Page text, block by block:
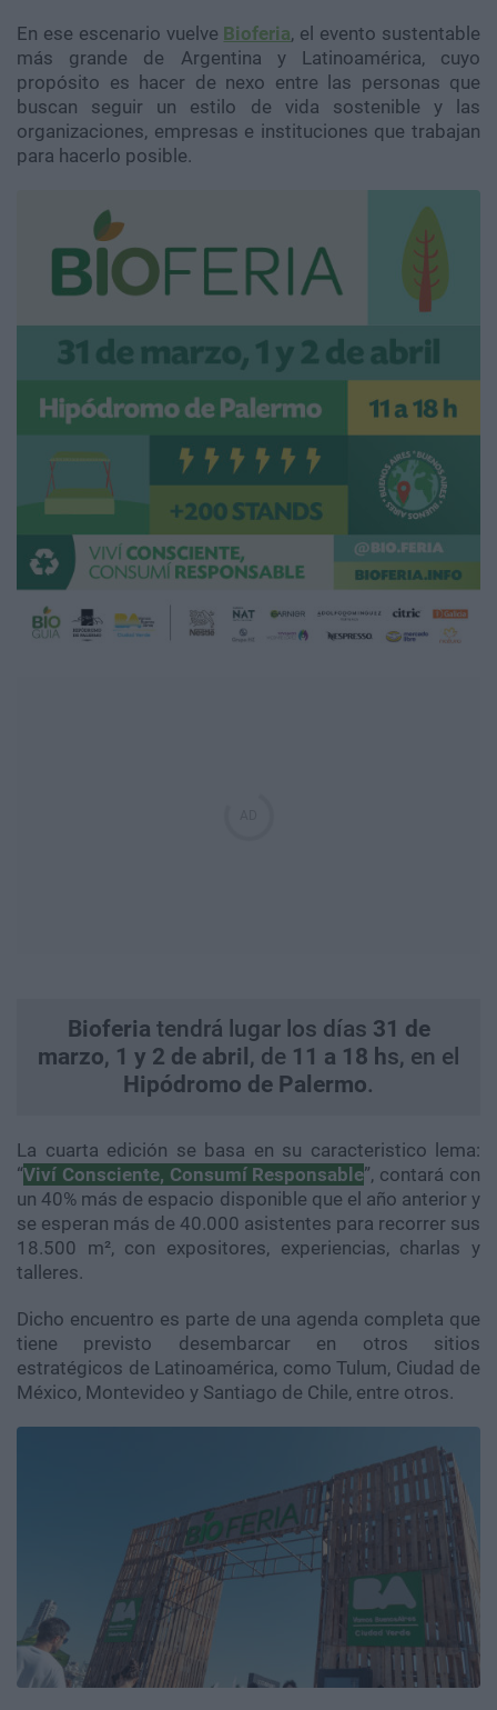
En ese escenario vuelve Bioferia, el evento sustentable
más grande de Argentina y Latinoamérica, cuyo
propósito es hacer de nexo entre las personas que
buscan seguir un estilo de vida sostenible y las
organizaciones, empresas e instituciones que trabajan
para hacerlo posible.
Bioferia tendrá lugar los días 31 de
marzo, 1 y 2 de abril , de 11 a 18 hs, en el
Hipódromo de Palermo.
La cuarta edición se basa en su caracteristico lema:
“Viví Consciente, Consumí Responsable”, contará con
un 40% más de espacio disponible que el año anterior y
se esperan más de 40.000 asistentes para recorrer sus
18.500 m², con expositores, experiencias, charlas y
talleres.
Dicho encuentro es parte de una agenda completa que
tiene previsto desembarcar en otros sitios
estratégicos de Latinoamérica, como Tulum, Ciudad de
México, Montevideo y Santiago de Chile, entre otros.